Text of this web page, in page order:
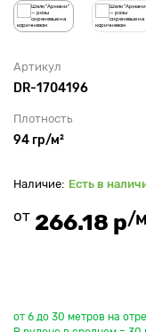
Артикул
DR-1704196
Плотность
94 гр/м²
Есть в
от 266.18 р/
от 6 до 30 метров на